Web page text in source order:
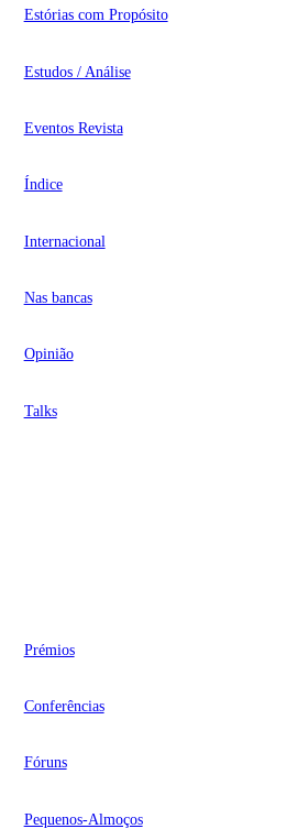
Estórias com Propósito
Estudos / Análise
Eventos Revista
Índice
Internacional
Nas bancas
Opinião
Talks
Prémios
Conferências
Fóruns
Pequenos-Almoços